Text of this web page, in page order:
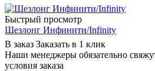
Быстрый просмотр
Шезлонг Инфинити/Infinity
В заказ Заказать в 1 клик
Наши менеджеры обязательно
условия заказа